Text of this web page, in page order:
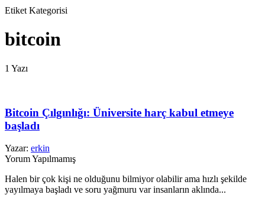
Etiket Kategorisi
bitcoin
1 Yazı
Bitcoin Çılgınlığı: Üniversite harç kabul etmeye
başladı
Yazar: erkin
Yorum Yapılmamış
Halen bir çok kişi ne olduğunu bilmiyor olabilir ama hızlı şekilde
yayılmaya başladı ve soru yağmuru var insanların aklında...